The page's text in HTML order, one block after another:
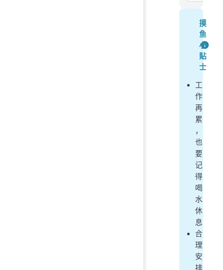
摸
鱼
小
贴
士
工
作
再
累
，
也
要
记
得
喝
水
休
息
合
理
安
排